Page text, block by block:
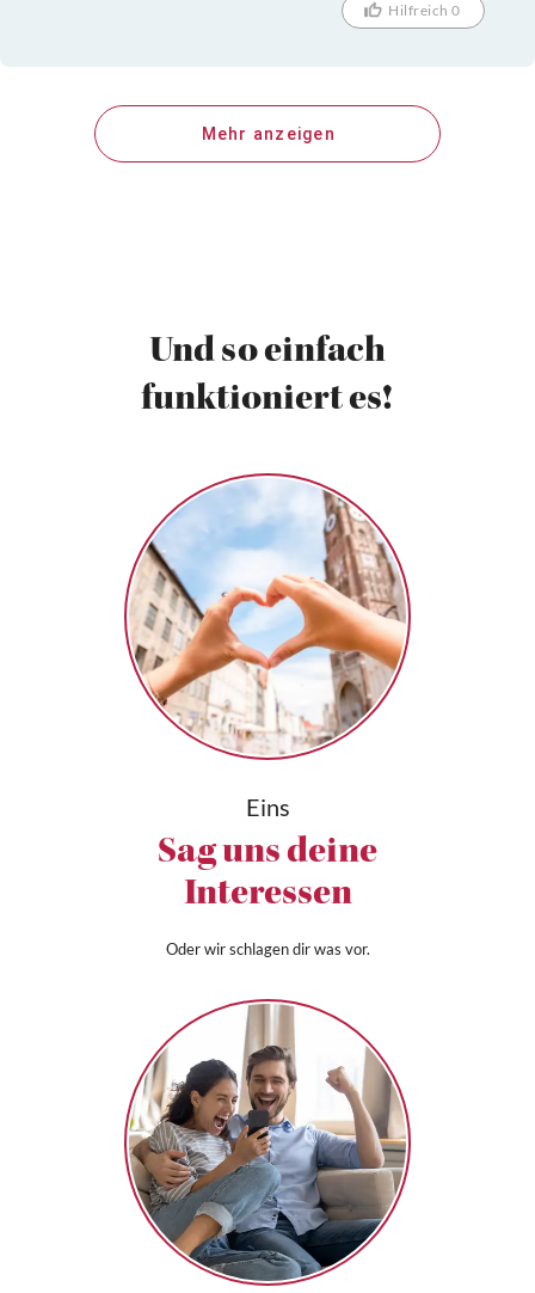
Hilfreich 0
Mehr anzeigen
Und so einfach
funktioniert es!
Eins
Sag uns deine
Interessen
Oder wir schlagen dir was vor.